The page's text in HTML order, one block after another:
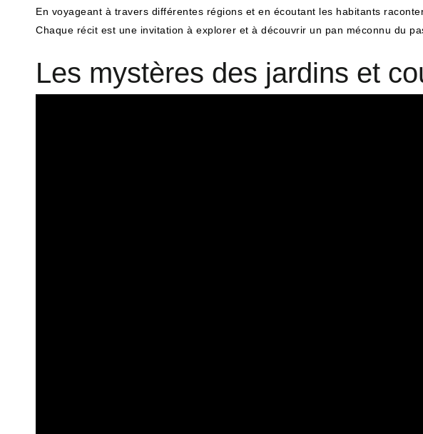
En voyageant à travers différentes régions et en écoutant les habitants
Chaque récit est une invitation à explorer et à découvrir un pan méconnu du
Les mystères des jardins et